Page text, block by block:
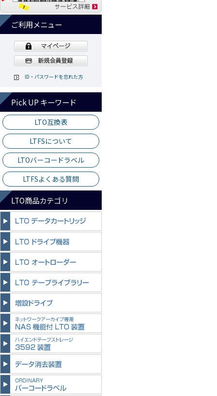
ご利用メニュー
ID・パスワードを忘れた方
Pick UP キーワード
LTO互換表
LTFSについて
LTOバーコードラベル
LTFSよくある質問
LTO商品カテゴリ